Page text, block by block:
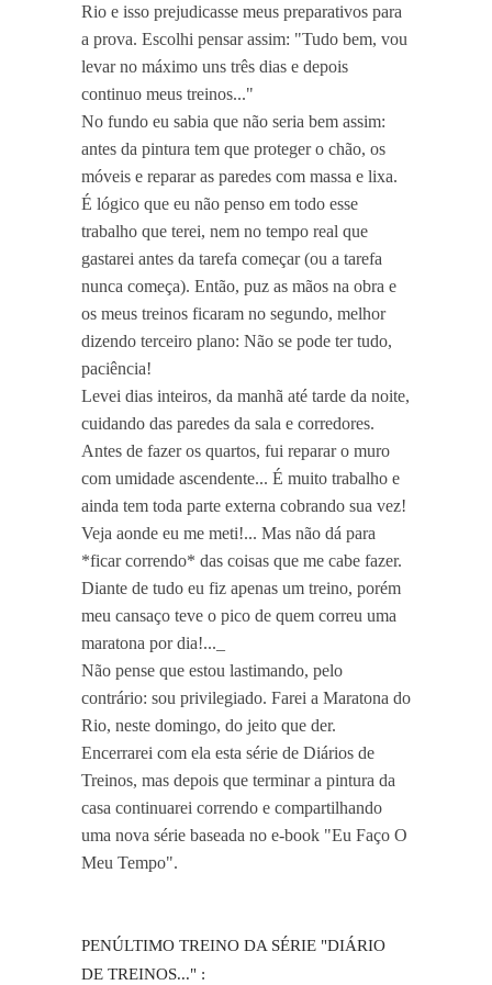
Rio e isso prejudicasse meus preparativos para
a prova. Escolhi pensar assim: "Tudo bem, vou
levar no máximo uns três dias e depois
continuo meus treinos..."
No fundo eu sabia que não seria bem assim:
antes da pintura tem que proteger o chão, os
móveis e reparar as paredes com massa e lixa.
É lógico que eu não penso em todo esse
trabalho que terei, nem no tempo real que
gastarei antes da tarefa começar (ou a tarefa
nunca começa). Então, puz as mãos na obra e
os meus treinos ficaram no segundo, melhor
dizendo terceiro plano: Não se pode ter tudo,
paciência!
Levei dias inteiros, da manhã até tarde da noite,
cuidando das paredes da sala e corredores.
Antes de fazer os quartos, fui reparar o muro
com umidade ascendente... É muito trabalho e
ainda tem toda parte externa cobrando sua vez!
Veja aonde eu me meti!... Mas não dá para
*ficar correndo* das coisas que me cabe fazer.
Diante de tudo eu fiz apenas um treino, porém
meu cansaço teve o pico de quem correu uma
maratona por dia!..._
Não pense que estou lastimando, pelo
contrário: sou privilegiado. Farei a Maratona do
Rio, neste domingo, do jeito que der.
Encerrarei com ela esta série de Diários de
Treinos, mas depois que terminar a pintura da
casa continuarei correndo e compartilhando
uma nova série baseada no e-book "Eu Faço O
Meu Tempo".
PENÚLTIMO TREINO DA SÉRIE "DIÁRIO
DE TREINOS..." :